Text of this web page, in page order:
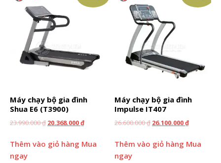
Máy chạy bộ gia đình
Shua E6 (T3900)
23.990.000₫ 20.368.000₫
Thêm vào giỏ hàng Mua
ngay
Máy chạy bộ gia đình
Impulse IT407
26.600.000₫ 26.100.000₫
Thêm vào giỏ hàng Mua
ngay